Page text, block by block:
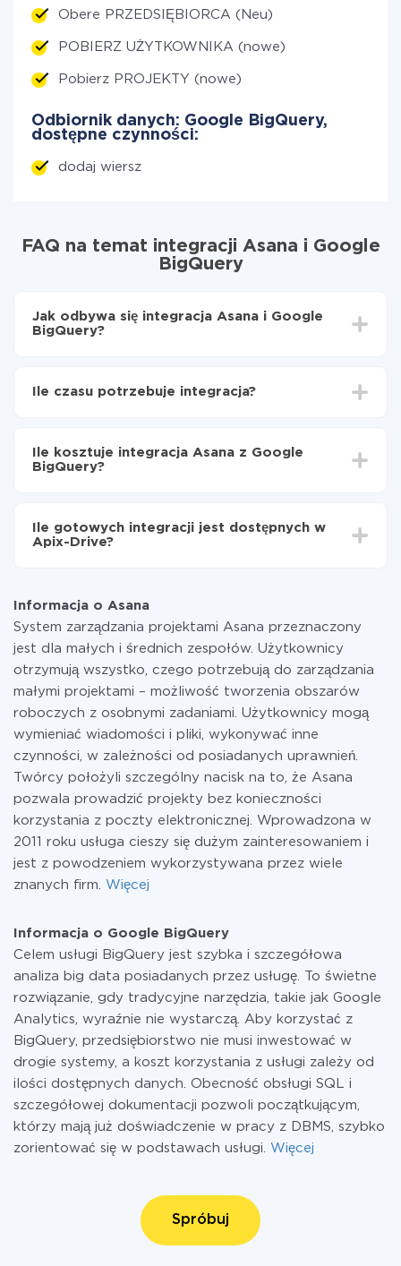
Obere PRZEDSIĘBIORCA (Neu)
POBIERZ UŻYTKOWNIKA (nowe)
Pobierz PROJEKTY (nowe)
Odbiornik danych: Google BigQuery,
dostępne czynności:
dodaj wiersz
FAQ na temat integracji Asana i Google
BigQuery
Jak odbywa się integracja Asana i Google
BigQuery?
BigQuery
Asana do Google BigQuery
Ile czasu potrzebuje integracja?
od 5 do 30 minut. Konfiguracja zajmuje średnio 10-15
minut.
Ile kosztuje integracja Asana z Google
BigQuery?
Płacisz tylko za ilość danych, która faktycznie jest
przekazywana z jednego z Twoich systemów do
w razie potrzeby przełączyć się na płatną. Więcej
informacji otaryfach.
Ile gotowych integracji jest dostępnych w
Apix-Drive?
Informacja o Asana
System zarządzania projektami Asana przeznaczony
jest dla małych i średnich zespołów. Użytkownicy
otrzymują wszystko, czego potrzebują do zarządzania
małymi projektami – możliwość tworzenia obszarów
roboczych z osobnymi zadaniami. Użytkownicy mogą
wymieniać wiadomości i pliki, wykonywać inne
czynności, w zależności od posiadanych uprawnień.
Twórcy położyli szczególny nacisk na to, że Asana
pozwala prowadzić projekty bez konieczności
korzystania z poczty elektronicznej. Wprowadzona w
2011 roku usługa cieszy się dużym zainteresowaniem i
jest z powodzeniem wykorzystywana przez wiele
znanych firm. Więcej
Informacja o Google BigQuery
Celem usługi BigQuery jest szybka i szczegółowa
analiza big data posiadanych przez usługę. To świetne
rozwiązanie, gdy tradycyjne narzędzia, takie jak Google
Analytics, wyraźnie nie wystarczą. Aby korzystać z
BigQuery, przedsiębiorstwo nie musi inwestować w
drogie systemy, a koszt korzystania z usługi zależy od
ilości dostępnych danych. Obecność obsługi SQL i
szczegółowej dokumentacji pozwoli początkującym,
którzy mają już doświadczenie w pracy z DBMS, szybko
zorientować się w podstawach usługi. Więcej
Spróbuj